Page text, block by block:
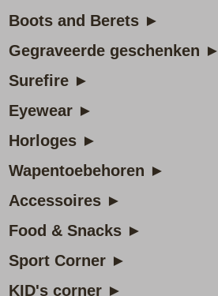
Boots and Berets ►
Gegraveerde geschenken ►
Surefire ►
Eyewear ►
Horloges ►
Wapentoebehoren ►
Accessoires ►
Food & Snacks ►
Sport Corner ►
KID's corner ►